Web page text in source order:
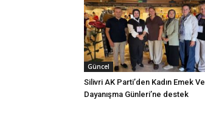
Güncel
Silivri AK Parti’den Kadın Emek Ve
Dayanışma Günleri’ne destek